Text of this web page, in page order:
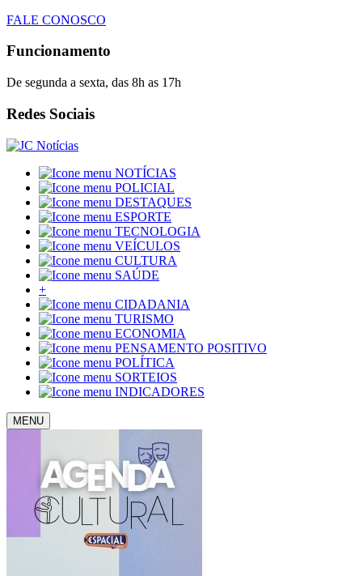
FALE CONOSCO
Funcionamento
De segunda a sexta, das 8h as 17h
Redes Sociais
NOTÍCIAS
POLICIAL
DESTAQUES
ESPORTE
TECNOLOGIA
VEÍCULOS
CULTURA
SAÚDE
+
CIDADANIA
TURISMO
ECONOMIA
PENSAMENTO POSITIVO
POLÍTICA
SORTEIOS
INDICADORES
MENU